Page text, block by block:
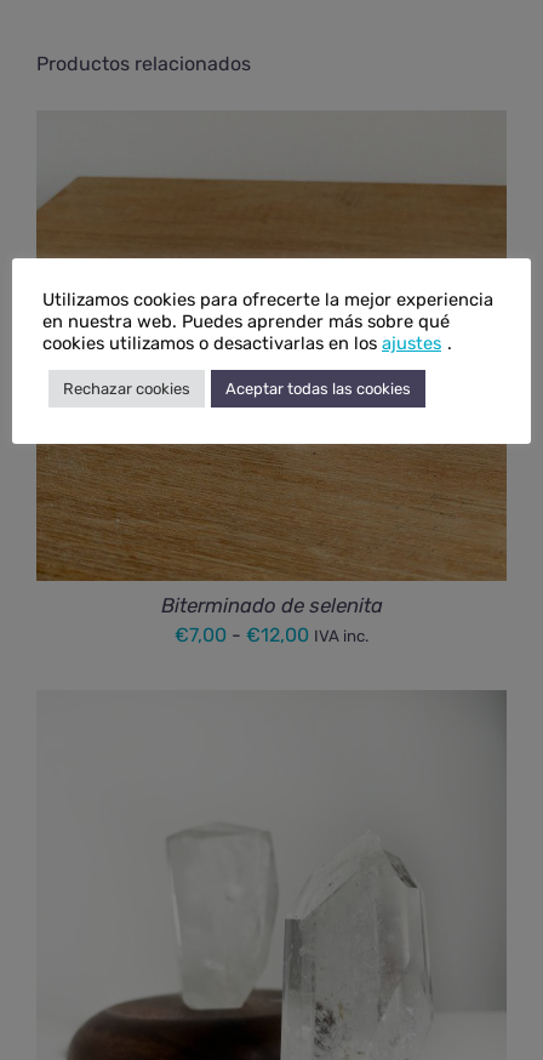
Productos relacionados
Biterminado de selenita
€7,00 - €12,00 Rango
IVA inc.
Utilizamos cookies para ofrecerte la mejor experiencia
en nuestra web. Puedes aprender más sobre qué
cookies utilizamos o desactivarlas en los ajustes .
Rechazar cookies Aceptar todas las cookies